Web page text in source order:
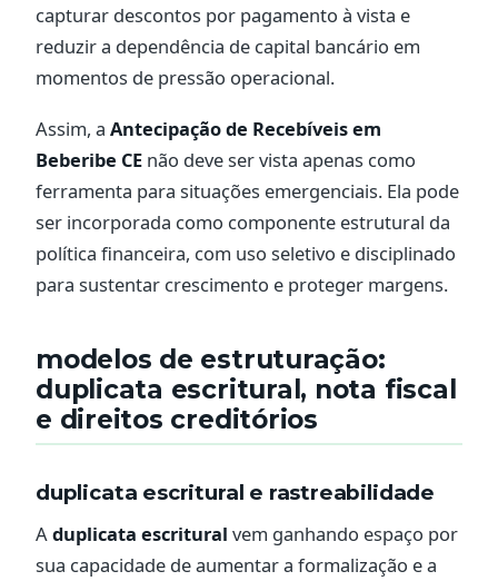
capturar descontos por pagamento à vista e
reduzir a dependência de capital bancário em
momentos de pressão operacional.
Assim, a Antecipação de Recebíveis em
Beberibe CE não deve ser vista apenas como
ferramenta para situações emergenciais. Ela pode
ser incorporada como componente estrutural da
política financeira, com uso seletivo e disciplinado
para sustentar crescimento e proteger margens.
modelos de estruturação:
duplicata escritural, nota fiscal
e direitos creditórios
duplicata escritural e rastreabilidade
Aduplicata escritural vem ganhando espaço por
sua capacidade de aumentar a formalização e a